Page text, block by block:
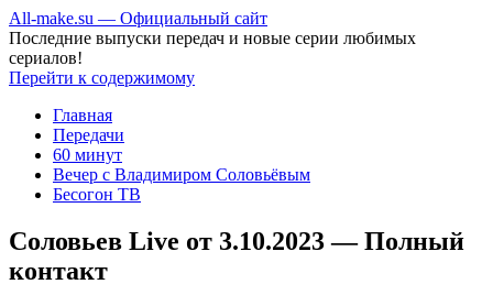
All-make.su — Официальный сайт
Последние выпуски передач и новые серии любимых
сериалов!
Перейти к содержимому
Главная
Передачи
60 минут
Вечер с Владимиром Соловьёвым
Бесогон ТВ
Соловьев Live от 3.10.2023 — Полный
контакт